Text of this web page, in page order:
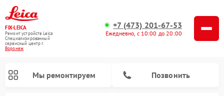
FIX-LEICA
Ремонт устройств Leica
Специализированный
cервисный центр г.
Воронеж
+7 (473) 201-67-53
Ежедневно, с 10:00 до 20:00
Мы ремонтируем Позвонить